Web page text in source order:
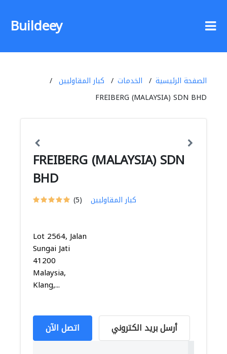
Buildeey
الصفحة الرئيسية الخدمات
كبار المقاوليين
FREIBERG (MALAYSIA) SDN BHD
FREIBERG (MALAYSIA) SDN
BHD
(5) كبار المقاوليين
Lot 2564, Jalan
Sungai Jati
41200
Malaysia,
Klang,...
اتصل الآن أرسل بريد الكتروني